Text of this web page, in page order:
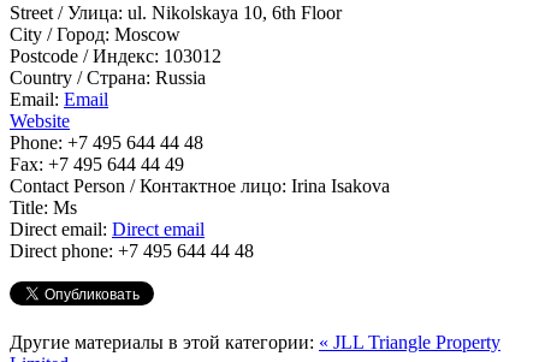
Street / Улица: ul. Nikolskaya 10, 6th Floor
City / Город: Moscow
Postcode / Индекс: 103012
Country / Страна: Russia
Email: Email
Website
Phone: +7 495 644 44 48
Fax: +7 495 644 44 49
Contact Person / Контактное лицо: Irina Isakova
Title: Ms
Direct email: Direct email
Direct phone: +7 495 644 44 48
Другие материалы в этой категории: « JLL Triangle Property